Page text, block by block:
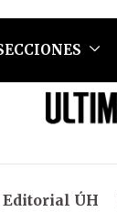
Editorial ÚH